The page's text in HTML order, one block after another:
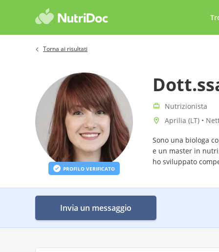
Torna ai risultati
PROFILO VERIFICATO
Nutrizionista
Aprilia (LT) •
Sono una biologa
e un master in
ho sviluppato
Invia un messaggio